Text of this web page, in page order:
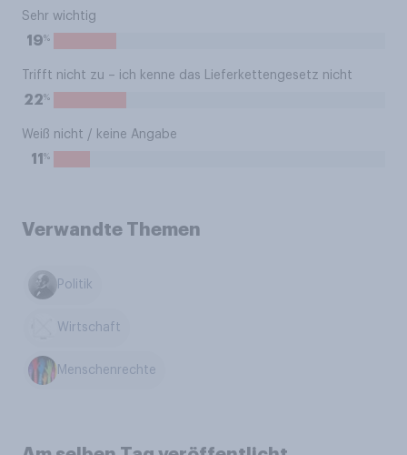
Sehr wichtig
19%
Trifft nicht zu – ich kenne das Lieferkettengesetz nicht
22%
Weiß nicht / keine Angabe
11 %
Verwandte Themen
Politik
Wirtschaft
Menschenrechte